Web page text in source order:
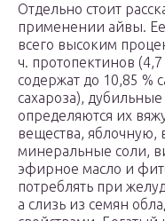
Отдельно стоит
применении айвы.
всего высоким
ч. протопектинов
содержат до 10,85 %
сахароза),
определяются их
вещества,
минеральные соли,
эфирное масло и
потреблять при
а слизь из семян